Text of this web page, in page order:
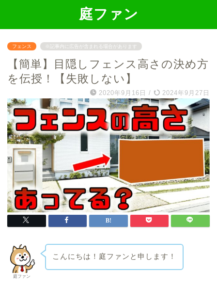
庭ファン
フェンス ※記事内に広告が含まれる場合があります
【簡単】目隠しフェンス高さの決め方
を伝授！【失敗しない】
2020年9月16日 / 2024年9月27日
庭ファン
こんにちは！庭ファンと申します！